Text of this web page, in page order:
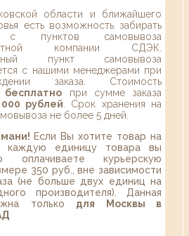
области и ближайшего
есть возможность забирать
с пунктов самовывоза
компании СДЭК.
пункт самовывоза
с нашими менеджерами при
заказа. Стоимость
бесплатно при сумме заказа
рублей . Срок хранения на
не более 5 дней.
Если Вы хотите товар на
единицу товара вы
оплачиваете курьерскую
350 руб., вне зависимости
(не больше двух единиц на
производителя). Данная
только для Москвы в